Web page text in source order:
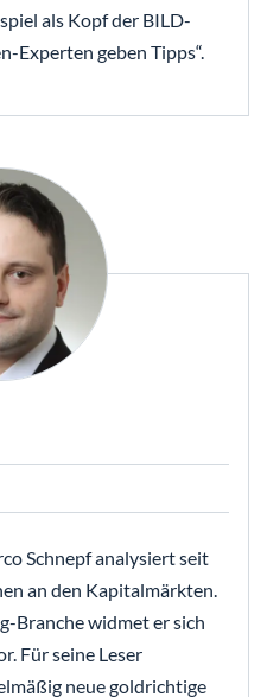
als Kopf der BILD-
Experten geben Tipps“.
Schnepf analysiert seit
an den Kapitalmärkten.
Branche widmet er sich
Für seine Leser
neue goldrichtige